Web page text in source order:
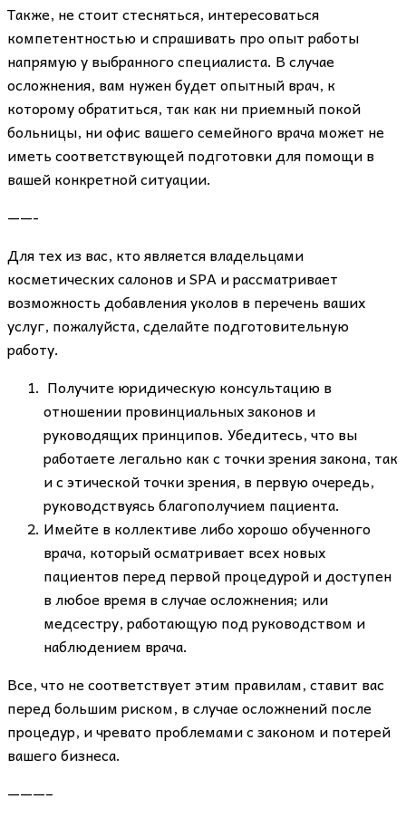
Также, не стоит стесняться, интересоваться
компетентностью и спрашивать про опыт работы
напрямую у выбранного специалиста. В случае
осложнения, вам нужен будет опытный врач, к
которому обратиться, так как ни приемный покой
больницы, ни офис вашего семейного врача может не
иметь соответствующей подготовки для помощи в
вашей конкретной ситуации.
——-
Для тех из вас, кто является владельцами
косметических салонов и SPA и рассматривает
возможность добавления уколов в перечень ваших
услуг, пожалуйста, сделайте подготовительную
работу.
Получите юридическую консультацию в
отношении провинциальных законов и
руководящих принципов. Убедитесь, что вы
работаете легально как с точки зрения закона, так
и с этической точки зрения, в первую очередь,
руководствуясь благополучием пациента.
Имейте в коллективе либо хорошо обученного
врача, который осматривает всех новых
пациентов перед первой процедурой и доступен
в любое время в случае осложнения; или
медсестру, работающую под руководством и
наблюдением врача.
Все, что не соответствует этим правилам, ставит вас
перед большим риском, в случае осложнений после
процедур, и чревато проблемами с законом и потерей
вашего бизнеса.
———–